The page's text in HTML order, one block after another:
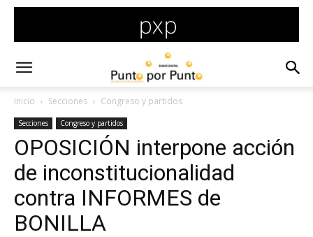
Inicio Secciones Congreso y partidos
Secciones Congreso y partidos
OPOSICIÓN interpone acción
de inconstitucionalidad
contra INFORMES de
BONILLA